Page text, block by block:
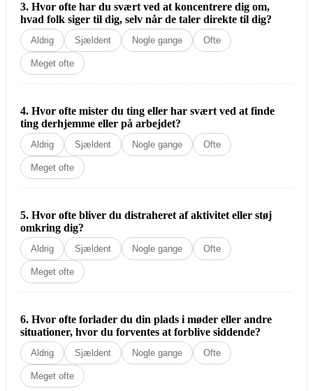
3. Hvor ofte har du svært ved at koncentrere dig om,
hvad folk siger til dig, selv når de taler direkte til dig?
Aldrig Sjældent Nogle gange Ofte
Meget ofte
4. Hvor ofte mister du ting eller har svært ved at finde
ting derhjemme eller på arbejdet?
Aldrig Sjældent Nogle gange Ofte
Meget ofte
5. Hvor ofte bliver du distraheret af aktivitet eller støj
omkring dig?
Aldrig Sjældent Nogle gange Ofte
Meget ofte
6. Hvor ofte forlader du din plads i møder eller andre
situationer, hvor du forventes at forblive siddende?
Aldrig Sjældent Nogle gange Ofte
Meget ofte